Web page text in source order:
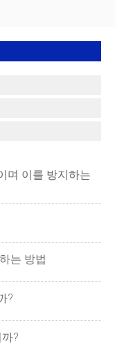
며 이를 방지하는
는 방법
?
?